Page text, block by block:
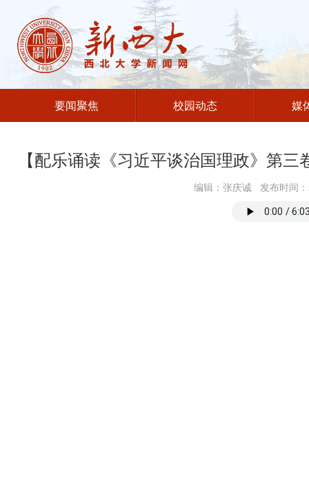
要闻聚焦 校园动态 媒
【配乐诵读《习近平谈治国理政》第
编辑：张庆诚 发布时间